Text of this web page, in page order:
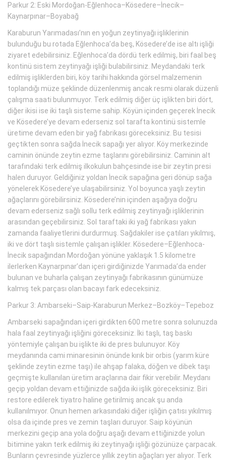
Parkur 2: Eski Mordoğan-Eğlenhoca–Kösedere–İnecik–
Kaynarpınar–Boyabağ
Karaburun Yarımadası’nın en yoğun zeytinyağı işliklerinin
bulunduğu bu rotada Eğlenhoca’da beş, Kösedere’de ise altı işliği
ziyaret edebilirsiniz. Eğlenhoca’da dördü terk edilmiş, biri faal beş
kontinü sistem zeytinyağı işliği bulabilirsiniz. Meydandaki terk
edilmiş işliklerden biri, köy tarihi hakkında görsel malzemenin
toplandığı müze şeklinde düzenlenmiş ancak resmi olarak düzenli
çalışma saati bulunmuyor. Terk edilmiş diğer üç işlikten biri dört,
diğer ikisi ise iki taşlı sisteme sahip. Köyün içinden geçerek İnecik
ve Kösedere’ye devam ederseniz sol tarafta kontinü sistemle
üretime devam eden bir yağ fabrikası göreceksiniz. Bu tesisi
geçtikten sonra sağda İnecik sapağı yer alıyor. Köy merkezinde
caminin önünde zeytin ezme taşlarını görebilirsiniz. Caminin alt
tarafındaki terk edilmiş ilkokulun bahçesinde ise bir zeytin presi
halen duruyor. Geldiğiniz yoldan İnecik sapağına geri dönüp sağa
yönelerek Kösedere’ye ulaşabilirsiniz. Yol boyunca yaşlı zeytin
ağaçlarını görebilirsiniz. Kösedere’nin içinden aşağıya doğru
devam ederseniz sağlı sollu terk edilmiş zeytinyağı işliklerinin
arasından geçebilirsiniz. Sol taraftaki iki yağ fabrikası yakın
zamanda faaliyetlerini durdurmuş. Sağdakiler ise çatıları yıkılmış,
iki ve dört taşlı sistemle çalışan işlikler. Kösedere–Eğlenhoca-
İnecik sapağından Mordoğan yönüne yaklaşık 1.5 kilometre
ilerlerken Kaynarpınar’dan içeri girdiğinizde Yarımada’da ender
bulunan ve buharla çalışan zeytinyağı fabrikasının günümüze
kalmış tek parçası olan bacayı fark edeceksiniz.
Parkur 3: Ambarseki–Saip-Karaburun Merkez–Bozköy–Tepeboz
Ambarseki sapağından içeri girdikten 600 metre sonra solunuzda
hala faal zeytinyağı işliğini göreceksiniz. İki taşlı, taş baskı
yöntemiyle çalışan bu işlikte iki de pres bulunuyor. Köy
meydanında cami minaresinin önünde kırık bir orbis (yarım küre
şeklinde zeytin ezme taşı) ile ahşap falaka, döğen ve dibek taşı
geçmişte kullanılan üretim araçlarına dair fikir verebilir. Meydanı
geçip yoldan devam ettiğinizde sağda iki işlik göreceksiniz. Biri
restore edilerek tiyatro haline getirilmiş ancak şu anda
kullanılmıyor. Onun hemen arkasındaki diğer işliğin çatısı yıkılmış
olsa da içinde pres ve zemin taşları duruyor. Saip köyünün
merkezini geçip ana yola doğru aşağı devam ettiğinizde yolun
bitimine yakın terk edilmiş iki zeytinyağı işliği gözünüze çarpacak.
Bunların çevresinde yüzlerce yıllık zeytin ağaçları yer alıyor. Terk